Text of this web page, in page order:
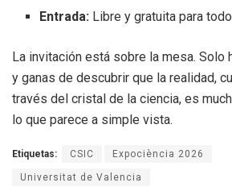
Entrada: Libre y gratuita para
La invitación está sobre la mesa. Solo
y ganas de descubrir que la realidad,
través del cristal de la ciencia, es
lo que parece a simple vista.
Etiquetas: CSIC Expociència 2026
Universitat de Valencia